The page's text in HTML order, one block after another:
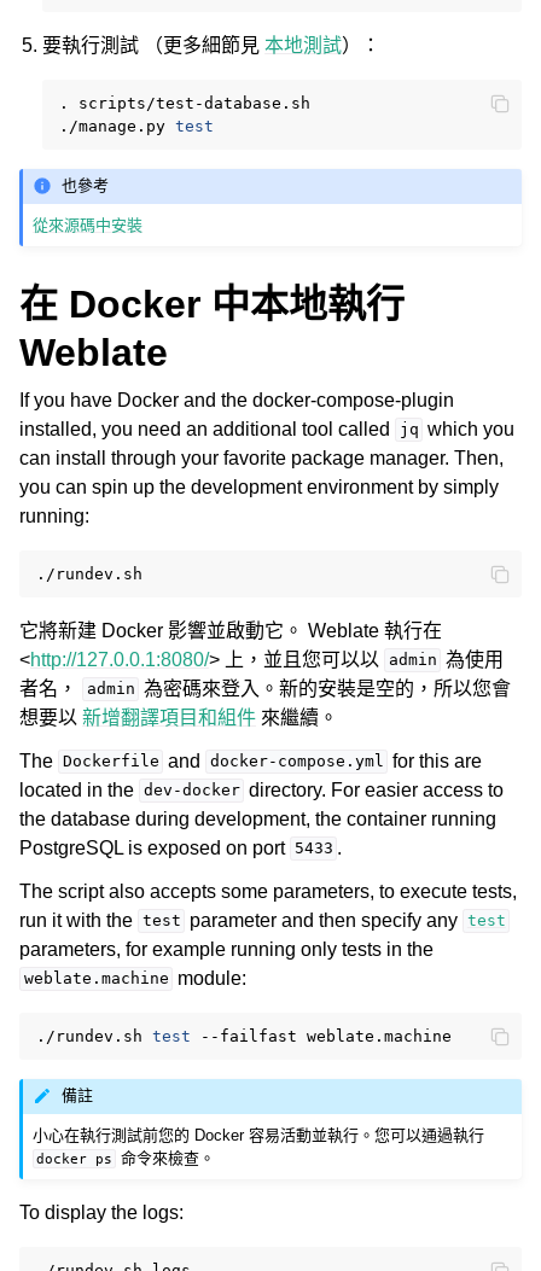
要執行測試 （更多細節見本地測試）：
.
scripts/test-database.sh
./manage.py test
也參考
從來源碼中安裝
在 Docker 中本地執行
Weblate
If you have Docker and the docker-compose-plugin
installed, you need an additional tool called
jq which you
can install through your favorite package manager. Then,
you can spin up the development environment by simply
running:
它將新建 Docker 影響並啟動它。 Weblate 執行在
<http://127.0.0.1:8080/> 上，並且您可以以 admin 為使用
者名，
admin 為密碼來登入。新的安裝是空的，所以您會
想要以 新增翻譯項目和組件 來繼續。
The Dockerfile and docker-compose.yml for this are
located in the dev-docker directory. For easier access to
the database during development, the container running
PostgreSQL is exposed on port 5433 .
The script also accepts some parameters, to execute tests,
run it with the test parameter and then specify any test
parameters, for example running only tests in the
weblate.machine module:
./rundev.sh test --failfast
備註
小心在執行測試前您的 Docker 容易活動並執行。您可以通過執行
docker ps 命令來檢查。
To display the logs: